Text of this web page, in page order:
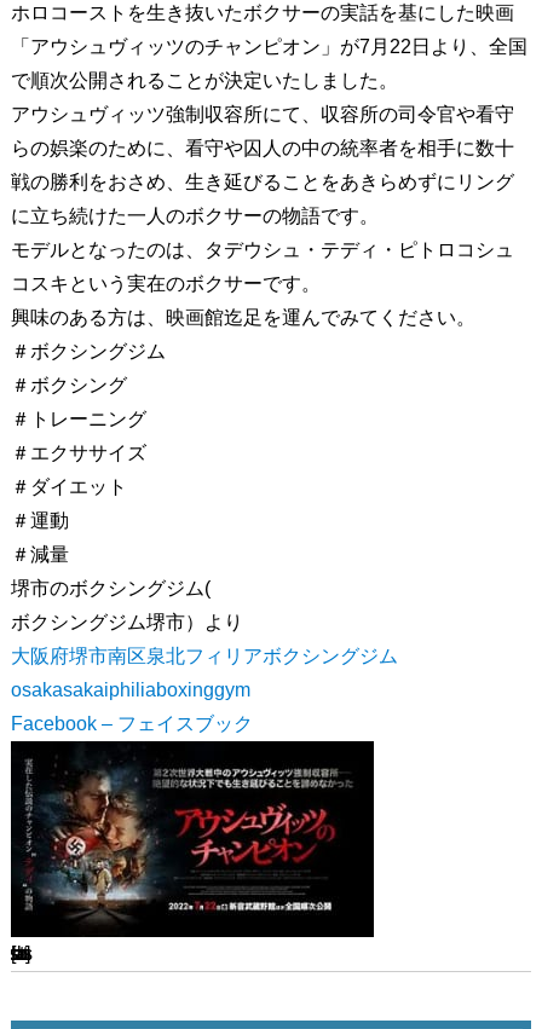
ホロコーストを生き抜いたボクサーの実話を基にした映画
「アウシュヴィッツのチャンピオン」が7月22日より、全国
で順次公開されることが決定いたしました。
アウシュヴィッツ強制収容所にて、収容所の司令官や看守
らの娯楽のために、看守や囚人の中の統率者を相手に数十
戦の勝利をおさめ、生き延びることをあきらめずにリング
に立ち続けた一人のボクサーの物語です。
モデルとなったのは、タデウシュ・テディ・ピトロコシュ
コスキという実在のボクサーです。
興味のある方は、映画館迄足を運んでみてください。
＃ボクシングジム
＃ボクシング
＃トレーニング
＃エクササイズ
＃ダイエット
＃運動
＃減量
堺市のボクシングジム(
ボクシングジム堺市）より
大阪府堺市南区泉北フィリアボクシングジム
osakasakaiphiliaboxinggym
Facebook – フェイスブック
[ssba-buttons]